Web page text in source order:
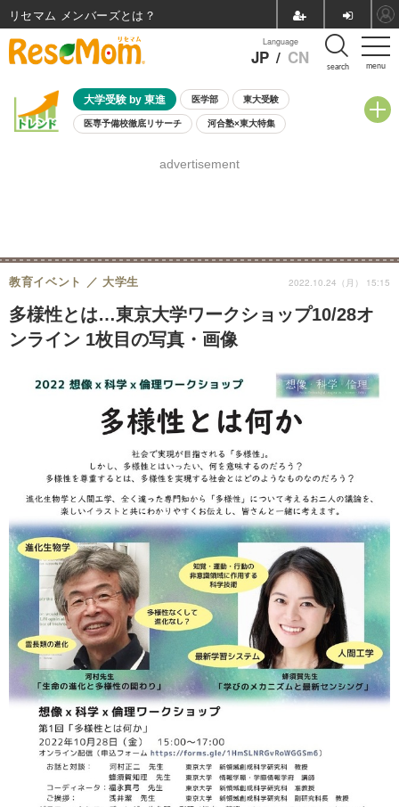
menu
Language
JP / CN search
大学受験 by 東進 医学部 東大受験
医専予備校徹底リサーチ 河合塾×東大特集
8月開催学校説明会・相談会
advertisement
多様性とは…東京大学ワークショップ10/28オ
ンライン 1枚目の写真・画像
教育イベント 大学生 2022.10.24（月） 15:15
リセマム メンバーズ